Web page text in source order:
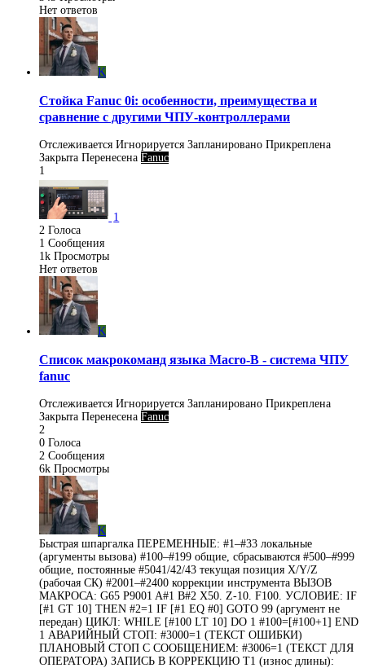
Нет ответов
K
Стойка Fanuc 0i: особенности, преимущества и
сравнение с другими ЧПУ-контроллерами
Отслеживается Игнорируется Запланировано Прикреплена
Закрыта Перенесена Fanuc
1
1
2 Голоса
1 Сообщения
1k Просмотры
Нет ответов
K
Список макрокоманд языка Macro-B - система ЧПУ
fanuc
Отслеживается Игнорируется Запланировано Прикреплена
Закрыта Перенесена Fanuc
2
0 Голоса
2 Сообщения
6k Просмотры
K
Быстрая шпаргалка ПЕРЕМЕННЫЕ: #1–#33 локальные
(аргументы вызова) #100–#199 общие, сбрасываются #500–#999
общие, постоянные #5041/42/43 текущая позиция X/Y/Z
(рабочая СК) #2001–#2400 коррекции инструмента ВЫЗОВ
МАКРОСА: G65 P9001 A#1 B#2 X50. Z-10. F100. УСЛОВИЕ: IF
[#1 GT 10] THEN #2=1 IF [#1 EQ #0] GOTO 99 (аргумент не
передан) ЦИКЛ: WHILE [#100 LT 10] DO 1 #100=[#100+1] END
1 АВАРИЙНЫЙ СТОП: #3000=1 (ТЕКСТ ОШИБКИ)
ПЛАНОВЫЙ СТОП С СООБЩЕНИЕМ: #3006=1 (ТЕКСТ ДЛЯ
ОПЕРАТОРА) ЗАПИСЬ В КОРРЕКЦИЮ T1 (износ длины):